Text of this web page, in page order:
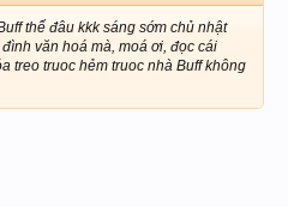
thế đâu kkk sáng sớm chủ nhật
văn hoá mà, moá ơi, đọc cái
treo truoc hẻm truoc nhà Buff không